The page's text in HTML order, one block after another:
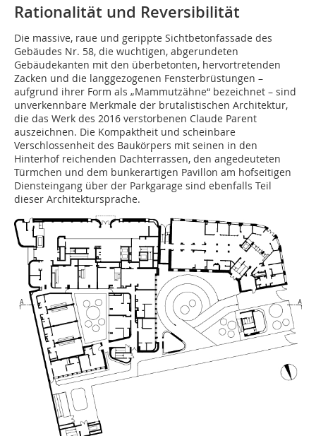
Rationalität und Reversibilität
Die massive, raue und gerippte Sichtbetonfassade des
Gebäudes Nr. 58, die wuchtigen, abgerundeten
Gebäudekanten mit den überbetonten, hervortretenden
Zacken und die langgezogenen Fensterbrüstungen –
aufgrund ihrer Form als „Mammutzähne“ bezeichnet – sind
unverkennbare Merkmale der brutalistischen Architektur,
die das Werk des 2016 verstorbenen Claude Parent
auszeichnen. Die Kompaktheit und scheinbare
Verschlossenheit des Baukörpers mit seinen in den
Hinterhof reichenden Dachterrassen, den angedeuteten
Türmchen und dem bunkerartigen Pavillon am hofseitigen
Diensteingang über der Parkgarage sind ebenfalls Teil
dieser Architektursprache.